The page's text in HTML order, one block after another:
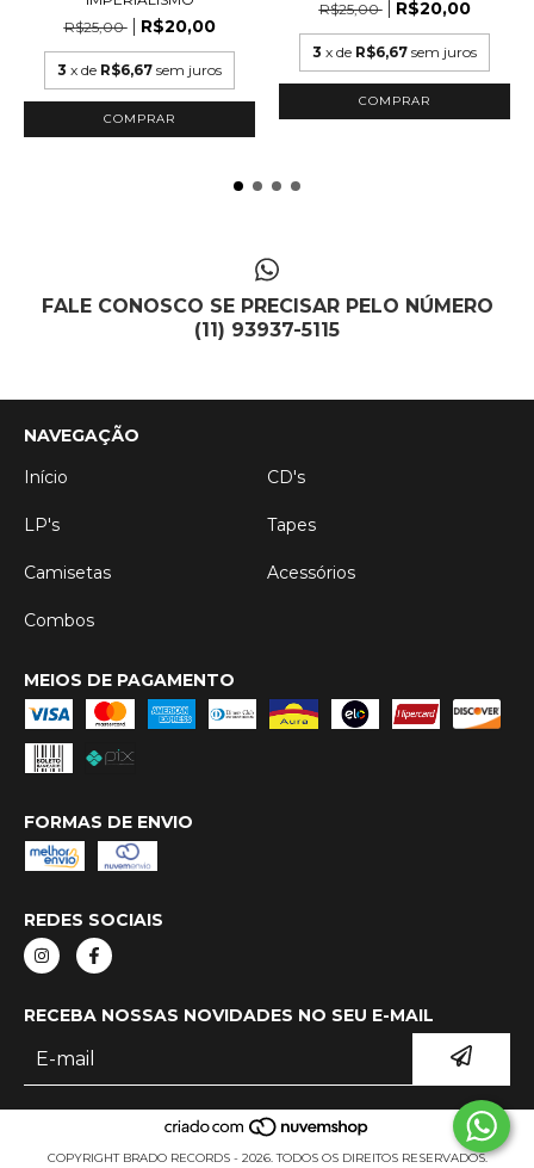
R$25,00
R$20,00
3 x de R$6,67 sem juros
R$25,00
R$20,00
3 x de R$6,67 sem juros
FALE CONOSCO SE PRECISAR PELO NÚMERO
(11) 93937-5115
NAVEGAÇÃO
Início
CD's
LP's Tapes
Camisetas Acessórios
Combos
MEIOS DE PAGAMENTO
FORMAS DE ENVIO
REDES SOCIAIS
RECEBA NOSSAS NOVIDADES NO SEU E-MAIL
COPYRIGHT BRADO RECORDS - 2026. TODOS OS DIREITOS RESERVADOS.